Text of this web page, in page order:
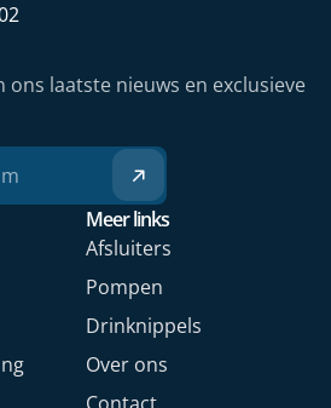
Meer links
Afsluiters
Pompen
Drinknippels
Over ons
ons laatste nieuws en exclusieve